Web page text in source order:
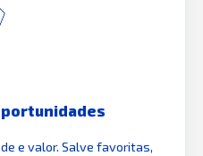
e valor. Salve favoritas,